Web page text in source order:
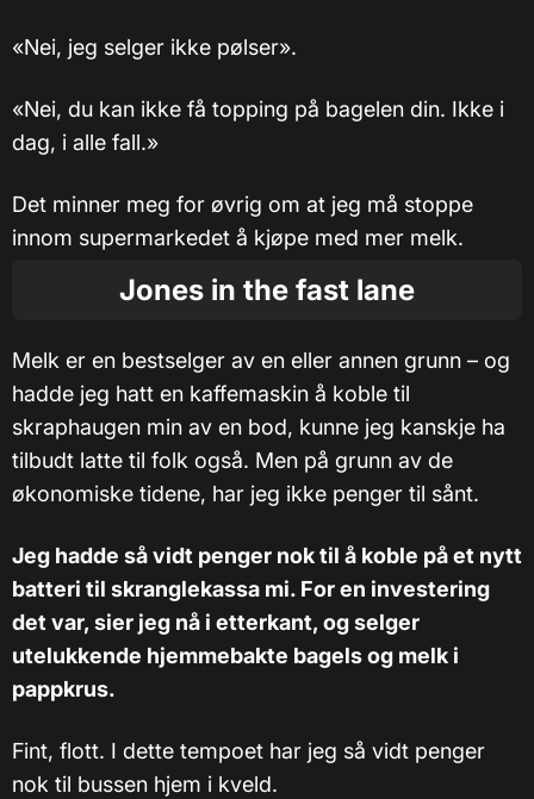
«Nei, jeg selger ikke pølser».
«Nei, du kan ikke få topping på bagelen din. Ikke i
dag, i alle fall.»
Det minner meg for øvrig om at jeg må stoppe
innom supermarkedet å kjøpe med mer melk.
Jones in the fast lane
Melk er en bestselger av en eller annen grunn – og
hadde jeg hatt en kaffemaskin å koble til
skraphaugen min av en bod, kunne jeg kanskje ha
tilbudt latte til folk også. Men på grunn av de
økonomiske tidene, har jeg ikke penger til sånt.
Jeg hadde så vidt penger nok til å koble på et nytt
batteri til skranglekassa mi. For en investering
det var, sier jeg nå i etterkant, og selger
utelukkende hjemmebakte bagels og melk i
pappkrus.
Fint, flott. I dette tempoet har jeg så vidt penger
nok til bussen hjem i kveld.